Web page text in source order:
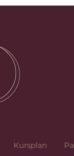
Kursplan